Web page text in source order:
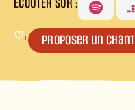
ÉCOUTER SUR :
♡+ Proposer un chant